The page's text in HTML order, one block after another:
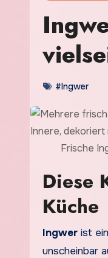
#Ingwer
Frische
Diese
Küche
Ingwer ist
unscheinbar